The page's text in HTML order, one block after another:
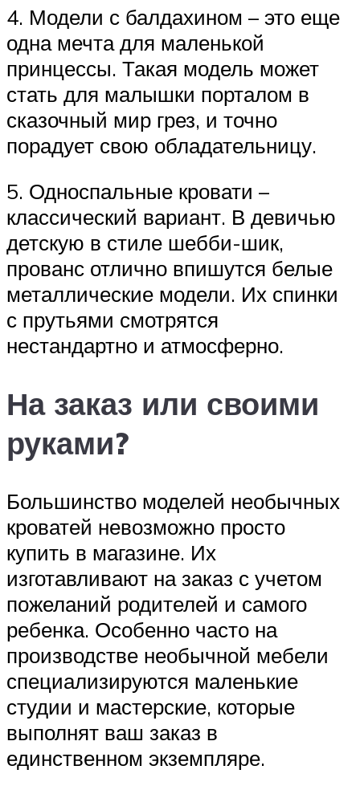
4. Модели с балдахином – это еще
одна мечта для маленькой
принцессы. Такая модель может
стать для малышки порталом в
сказочный мир грез, и точно
порадует свою обладательницу.
5. Односпальные кровати –
классический вариант. В девичью
детскую в стиле шебби-шик,
прованс отлично впишутся белые
металлические модели. Их спинки
с прутьями смотрятся
нестандартно и атмосферно.
На заказ или своими
руками?
Большинство моделей необычных
кроватей невозможно просто
купить в магазине. Их
изготавливают на заказ с учетом
пожеланий родителей и самого
ребенка. Особенно часто на
производстве необычной мебели
специализируются маленькие
студии и мастерские, которые
выполнят ваш заказ в
единственном экземпляре.